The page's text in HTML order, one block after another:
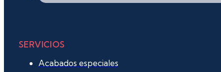
SERVICIOS
Acabados especiales